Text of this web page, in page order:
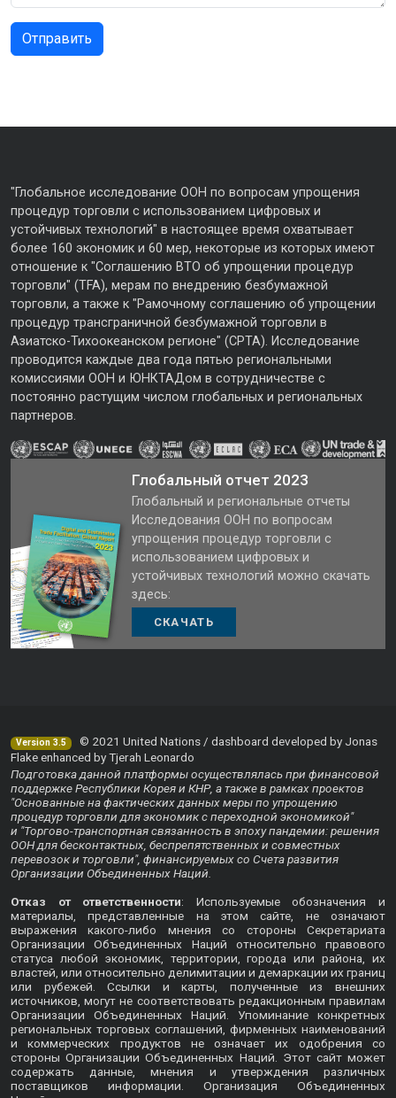
"Глобальное исследование ООН по вопросам упрощения
процедур торговли с использованием цифровых и
устойчивых технологий" в настоящее время охватывает
более 160 экономик и 60 мер, некоторые из которых имеют
отношение к "Соглашению ВТО об упрощении процедур
торговли" (TFA), мерам по внедрению безбумажной
торговли, а также к "Рамочному соглашению об упрощении
процедур трансграничной безбумажной торговли в
Азиатско-Тихоокеанском регионе" (CPTA). Исследование
проводится каждые два года пятью региональными
комиссиями ООН и ЮНКТАДом в сотрудничестве с
постоянно растущим числом глобальных и региональных
партнеров.
Глобальный отчет 2023
Глобальный и региональные отчеты
Исследования ООН по вопросам
упрощения процедур торговли с
использованием цифровых и
устойчивых технологий можно скачать
здесь:
СКАЧАТЬ
Version 3.5
© 2021 United Nations / dashboard developed by Jonas
Flake enhanced by Tjerah Leonardo
Подготовка данной платформы осуществлялась при финансовой
поддержке Республики Корея и КНР, а также в рамках проектов
"Основанные на фактических данных меры по упрощению
процедур торговли для экономик с переходной экономикой"
и "Торгово-транспортная связанность в эпоху пандемии: решения
ООН для бесконтактных, беспрепятственных и совместных
перевозок и торговли", финансируемых со Счета развития
Организации Объединенных Наций.
Отказ от ответственности: Используемые обозначения и
материалы, представленные на этом сайте, не означают
выражения какого-либо мнения со стороны Секретариата
Организации Объединенных Наций относительно правового
статуса любой экономик, территории, города или района, их
властей, или относительно делимитации и демаркации их границ
или рубежей. Ссылки и карты, полученные из внешних
источников, могут не соответствовать редакционным правилам
Организации Объединенных Наций. Упоминание конкретных
региональных торговых соглашений, фирменных наименований
и коммерческих продуктов не означает их одобрения со
стороны Организации Объединенных Наций. Этот сайт может
содержать данные, мнения и утверждения различных
поставщиков информации. Организация Объединенных